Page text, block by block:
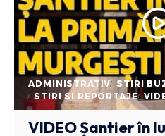
ADMINISTRATIV STIRI
STIRI SI REPORTAJE
VIDEO Șantier în